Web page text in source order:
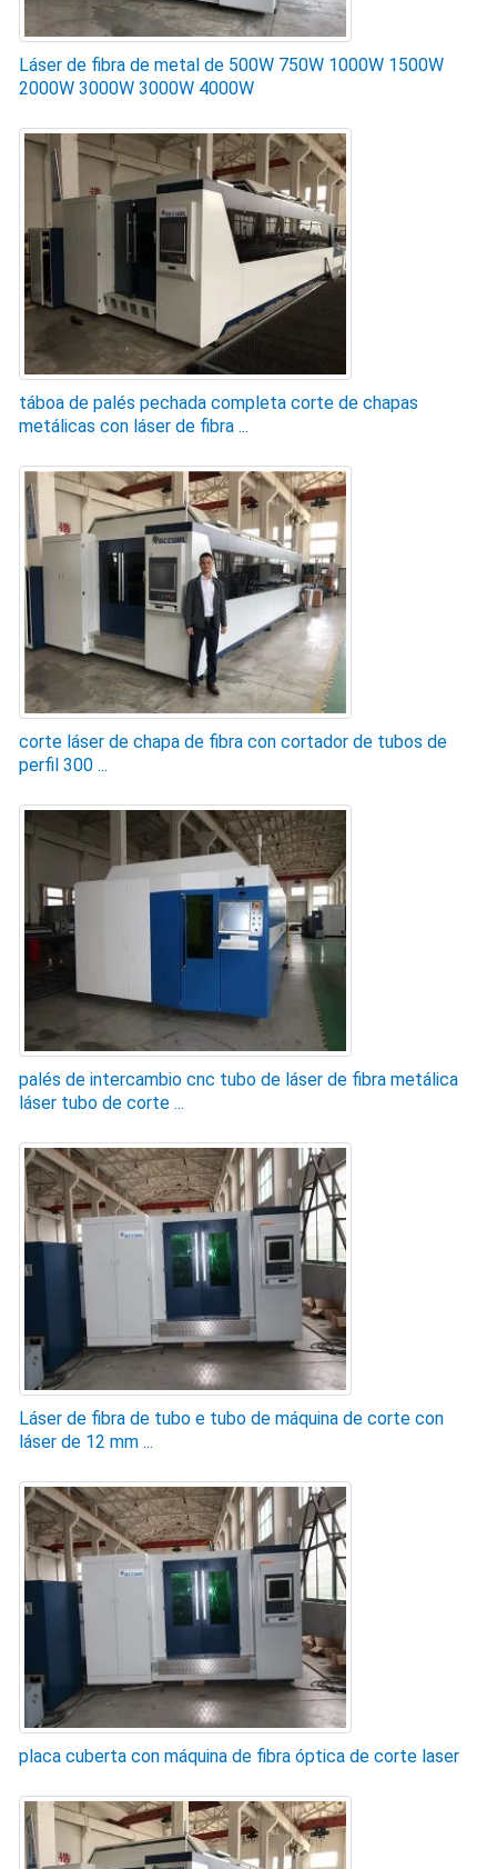
Láser de fibra de metal de 500W 750W 1000W 1500W
2000W 3000W 3000W 4000W
táboa de palés pechada completa corte de chapas
metálicas con láser de fibra ...
corte láser de chapa de fibra con cortador de tubos de
perfil 300 ...
palés de intercambio cnc tubo de láser de fibra metálica
láser tubo de corte ...
Láser de fibra de tubo e tubo de máquina de corte con
láser de 12 mm ...
placa cuberta con máquina de fibra óptica de corte laser